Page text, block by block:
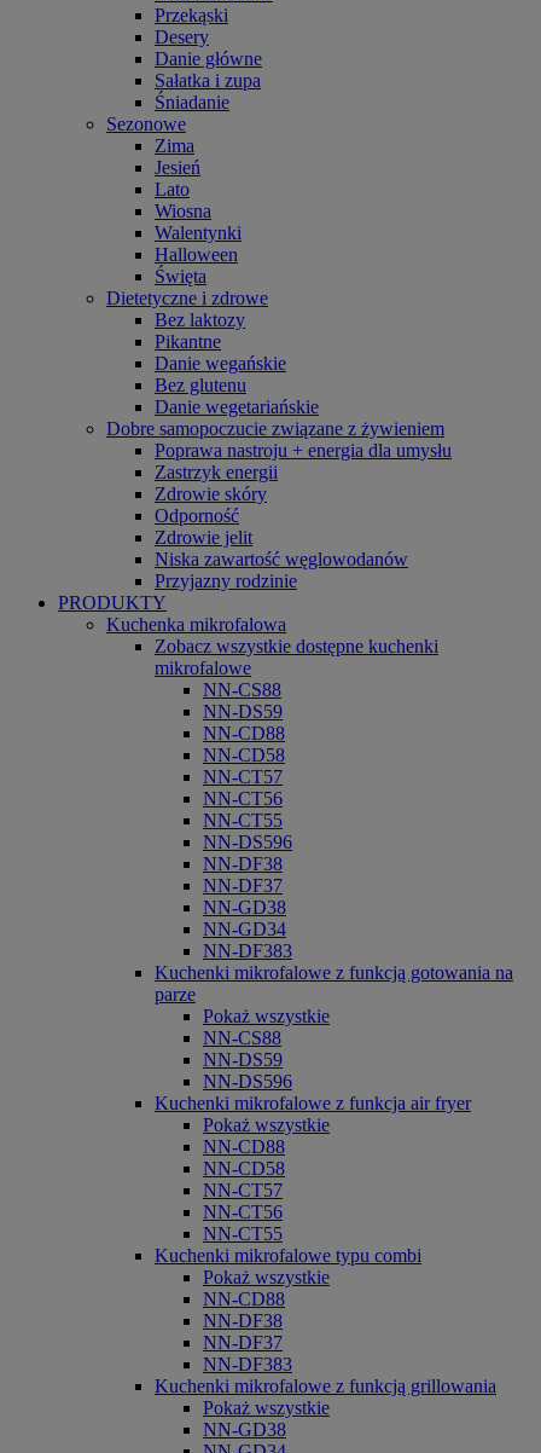
Przekąski
Desery
Danie główne
Sałatka i zupa
Śniadanie
Sezonowe
Zima
Jesień
Lato
Wiosna
Walentynki
Halloween
Święta
Dietetyczne i zdrowe
Bez laktozy
Pikantne
Danie wegańskie
Bez glutenu
Danie wegetariańskie
Dobre samopoczucie związane z żywieniem
Poprawa nastroju + energia dla umysłu
Zastrzyk energii
Zdrowie skóry
Odporność
Zdrowie jelit
Niska zawartość węglowodanów
Przyjazny rodzinie
PRODUKTY
Kuchenka mikrofalowa
Zobacz wszystkie dostępne kuchenki
mikrofalowe
NN-CS88
NN-DS59
NN-CD88
NN-CD58
NN-CT57
NN-CT56
NN-CT55
NN-DS596
NN-DF38
NN-DF37
NN-GD38
NN-GD34
NN-DF383
Kuchenki mikrofalowe z funkcją gotowania na
parze
Pokaż wszystkie
NN-CS88
NN-DS59
NN-DS596
Kuchenki mikrofalowe z funkcja air fryer
Pokaż wszystkie
NN-CD88
NN-CD58
NN-CT57
NN-CT56
NN-CT55
Kuchenki mikrofalowe typu combi
Pokaż wszystkie
NN-CD88
NN-DF38
NN-DF37
NN-DF383
Kuchenki mikrofalowe z funkcją grillowania
Pokaż wszystkie
NN-GD38